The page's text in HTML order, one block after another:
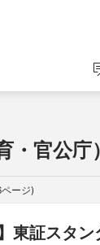
・官公庁
ページ)
】東証スタ